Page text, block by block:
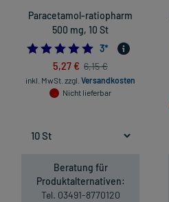
Paracetamol-ratiopharm
500 mg, 10 St
5.0
3*
5,27 € 6,15 €
inkl. MwSt. zzgl. Versandkosten
Nicht lieferbar
Beratung für
Produktalternativen:
Tel. 03491-8770120